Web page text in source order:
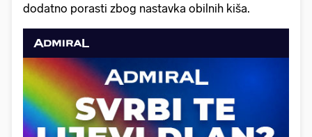
dodatno porasti zbog nastavka obilnih kiša.